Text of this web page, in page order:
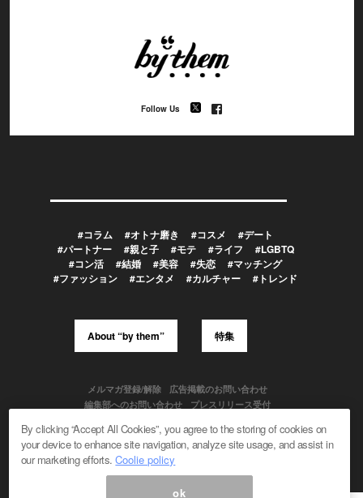
Follow Us
#コラム #オトナ磨き #コスメ
#デート
#パートナー
#親と子 #モテ #ライフ
#LGBTQ
#コン活
#結婚 #美容 #失恋
#マッチング
#ファッション
#エンタメ #カルチャー #トレンド
About “by them” 特集
メルマガ登録/解除
広告掲載のお問い合わせ
編集部へのお問い合わせ
プレスリリース受付
Powered by
By clicking “Accept All Cookies”, you agree to the storing of cookies on
your device to enhance site navigation, analyze site usage, and assist in
our marketing efforts.Coolie policy
ok